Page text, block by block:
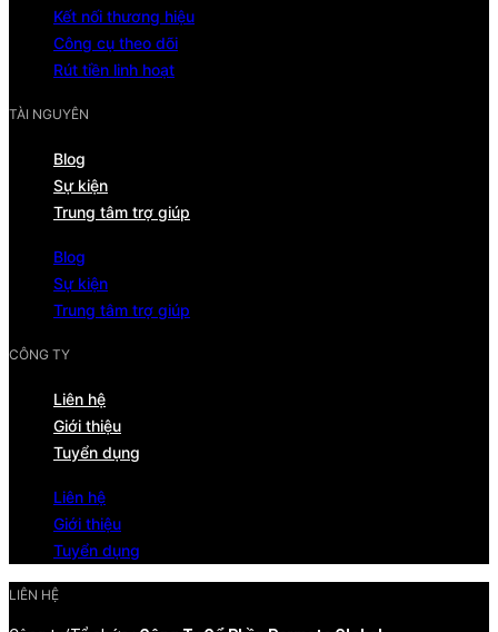
Kết nối thương hiệu
Công cụ theo dõi
Rút tiền linh hoạt
TÀI NGUYÊN
Blog
Sự kiện
Trung tâm trợ giúp
Blog
Sự kiện
Trung tâm trợ giúp
CÔNG TY
Liên hệ
Giới thiệu
Tuyển dụng
Liên hệ
Giới thiệu
Tuyển dụng
LIÊN HỆ